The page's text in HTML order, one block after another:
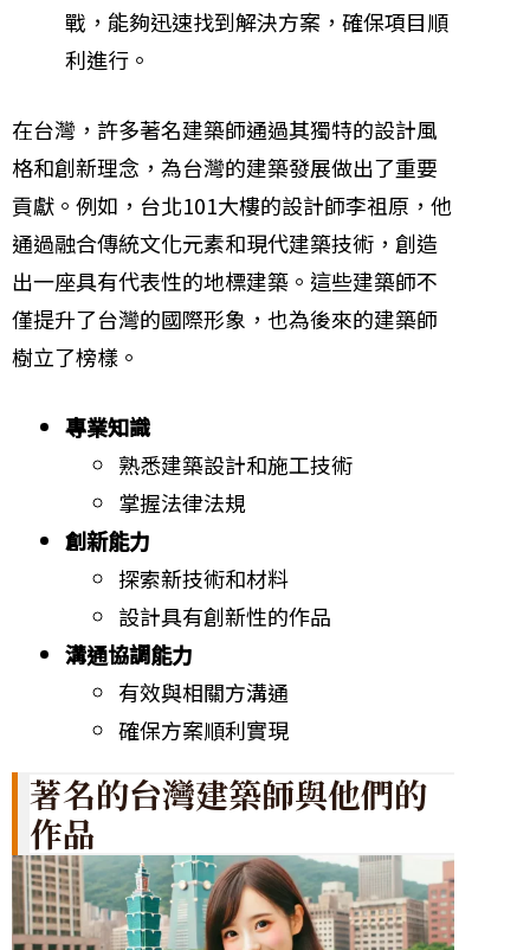
戰，能夠迅速找到解決方案，確保項目順
利進行。
在台灣，許多著名建築師通過其獨特的設計風
格和創新理念，為台灣的建築發展做出了重要
貢獻。例如，台北101大樓的設計師李祖原，他
通過融合傳統文化元素和現代建築技術，創造
出一座具有代表性的地標建築。這些建築師不
僅提升了台灣的國際形象，也為後來的建築師
樹立了榜樣。
專業知識
熟悉建築設計和施工技術
掌握法律法規
創新能力
探索新技術和材料
設計具有創新性的作品
溝通協調能力
有效與相關方溝通
確保方案順利實現
著名的台灣建築師與他們的
作品